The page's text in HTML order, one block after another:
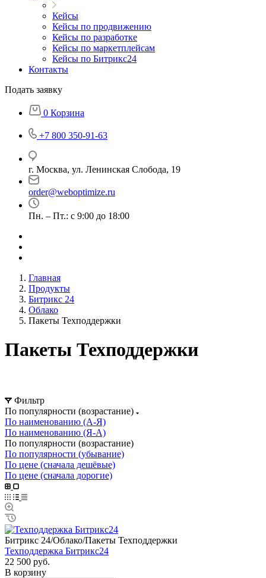
Кейсы
Кейсы по продвижению
Кейсы по разработке
Кейсы по маркетплейсам
Кейсы по Битрикс24
Контакты
Подать заявку
0 Корзина
+7 800 350-91-63
г. Москва, ул. Ленинская Слобода, 19
order@weboptimize.ru
Пн. – Пт.: с 9:00 до 18:00
Главная
Продукты
Битрикс 24
Облако
Пакеты Техподдержки
Пакеты Техподдержки
Фильтр
По популярности (возрастание)
По наименованию (А-Я)
По наименованию (Я-А)
По популярности (возрастание)
По популярности (убывание)
По цене (сначала дешёвые)
По цене (сначала дорогие)
Битрикс 24/Облако/Пакеты Техподдержки
Техподдержка Битрикс24
22 500 руб.
В корзину